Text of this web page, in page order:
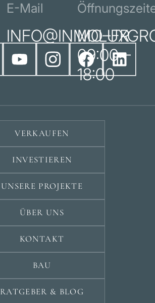
E-Mail
MO–FR
09:00 –
18:00
VERKAUFEN
INVESTIEREN
UNSERE PROJEKTE
ÜBER UNS
KONTAKT
BAU
RATGEBER & BLOG